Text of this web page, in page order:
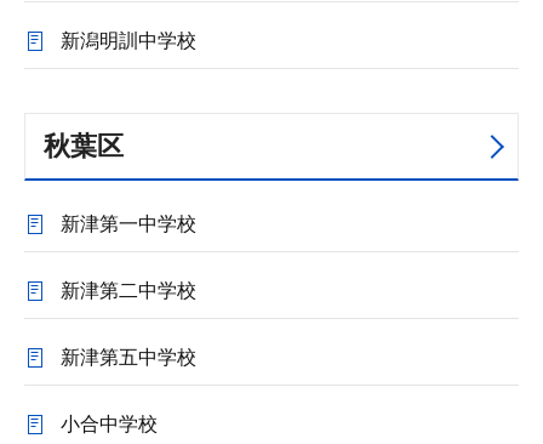
新潟明訓中学校
秋葉区
新津第一中学校
新津第二中学校
新津第五中学校
小合中学校